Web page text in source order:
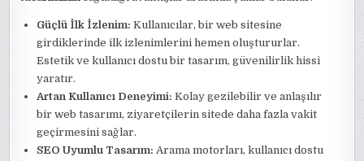
Güçlü İlk İzlenim: Kullanıcılar, bir web sitesine
girdiklerinde ilk izlenimlerini hemen oluştururlar.
Estetik ve kullanıcı dostu bir tasarım, güvenilirlik hissi
yaratır.
Artan Kullanıcı Deneyimi: Kolay gezilebilir ve anlaşılır
bir web tasarımı, ziyaretçilerin sitede daha fazla vakit
geçirmesini sağlar.
SEO Uyumlu Tasarım: Arama motorları, kullanıcı dostu